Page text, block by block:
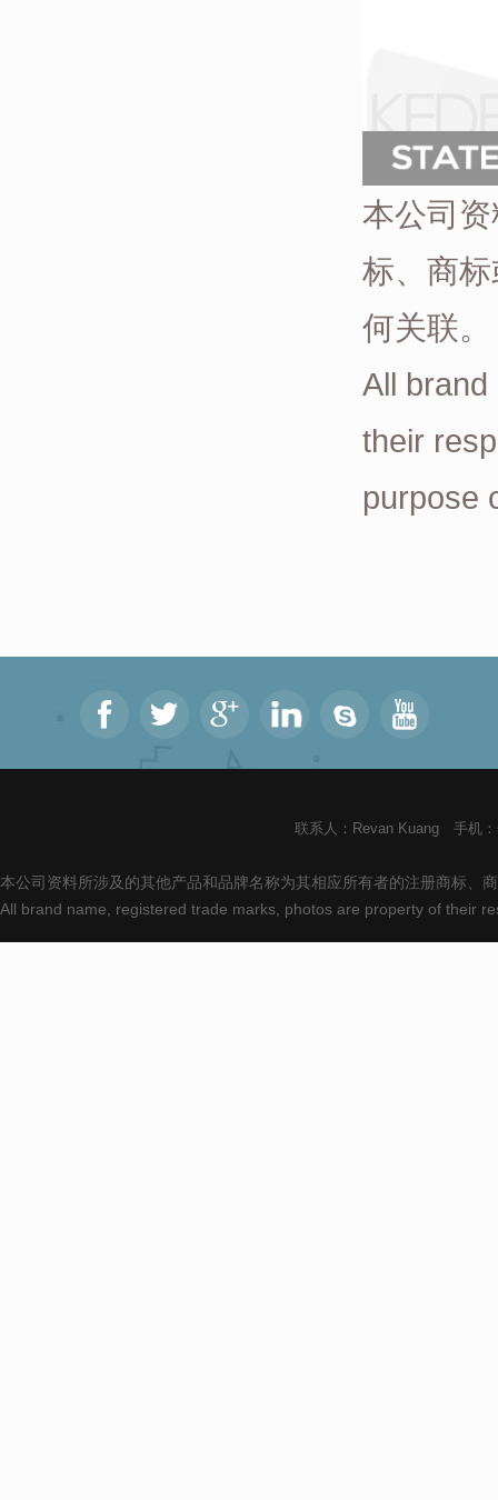
本公司
标、商
何关联。
All
their
purpose
联系人：Revan Kuang 手机
本公司资料所涉及的其他产品和品牌名称为其相应所有者的注册商标、
All brand name, registered trade marks, photos are property of their